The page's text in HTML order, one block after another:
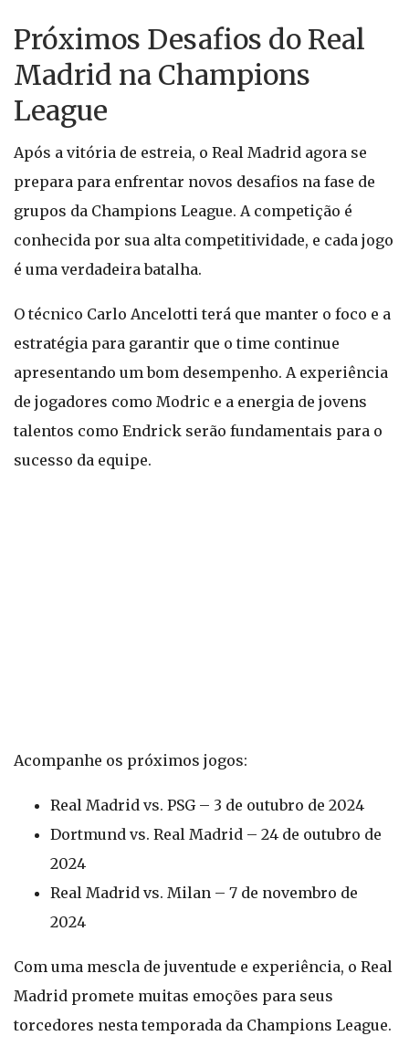
Próximos Desafios do Real
Madrid na Champions
League
Após a vitória de estreia, o Real Madrid agora se
prepara para enfrentar novos desafios na fase de
grupos da Champions League. A competição é
conhecida por sua alta competitividade, e cada jogo
é uma verdadeira batalha.
O técnico Carlo Ancelotti terá que manter o foco e a
estratégia para garantir que o time continue
apresentando um bom desempenho. A experiência
de jogadores como Modric e a energia de jovens
talentos como Endrick serão fundamentais para o
sucesso da equipe.
Acompanhe os próximos jogos:
Real Madrid vs. PSG – 3 de outubro de 2024
Dortmund vs. Real Madrid – 24 de outubro de
2024
Real Madrid vs. Milan – 7 de novembro de
2024
Com uma mescla de juventude e experiência, o Real
Madrid promete muitas emoções para seus
torcedores nesta temporada da Champions League.